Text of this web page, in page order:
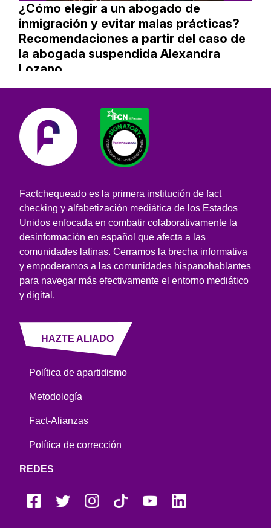
¿Cómo elegir a un abogado de
inmigración y evitar malas prácticas?
Recomendaciones a partir del caso de
la abogada suspendida Alexandra
Lozano
Factchequeado es la primera institución de fact
checking y alfabetización mediática de los Estados
Unidos enfocada en combatir colaborativamente la
desinformación en español que afecta a las
comunidades latinas. Cerramos la brecha informativa
y empoderamos a las comunidades hispanohablantes
para navegar más efectivamente el entorno mediático
y digital.
HAZTE ALIADO
Política de apartidismo
Metodología
Fact-Alianzas
Política de corrección
REDES